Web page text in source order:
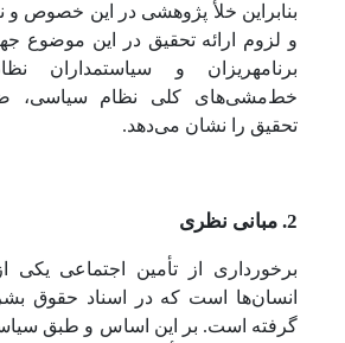
بنابراین خلأ پژوهشی در این خصوص و
و لزوم ارائه تحقیق در این موضوع
برنامه­ریزان و سیاستمداران
خط‌مشی‌های کلی نظام سیاسی،
تحقیق را نشان می‌دهد.
2. مبانی نظری
برخورداری از تأمین اجتماعی یکی
انسان‌ها است که در اسناد حقوق بشر
گرفته است. بر این اساس و طبق